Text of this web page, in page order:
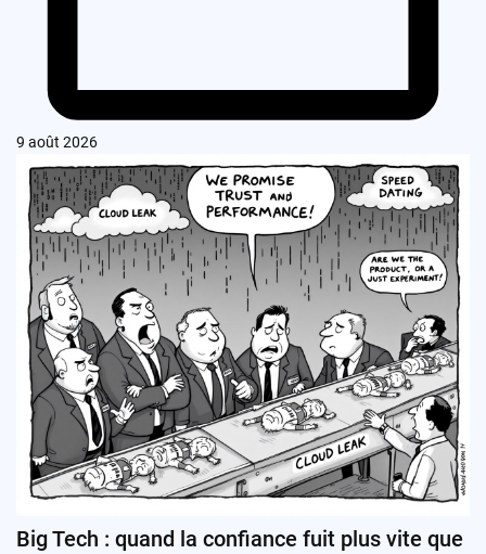
9 août 2026
Big Tech : quand la confiance fuit plus vite que